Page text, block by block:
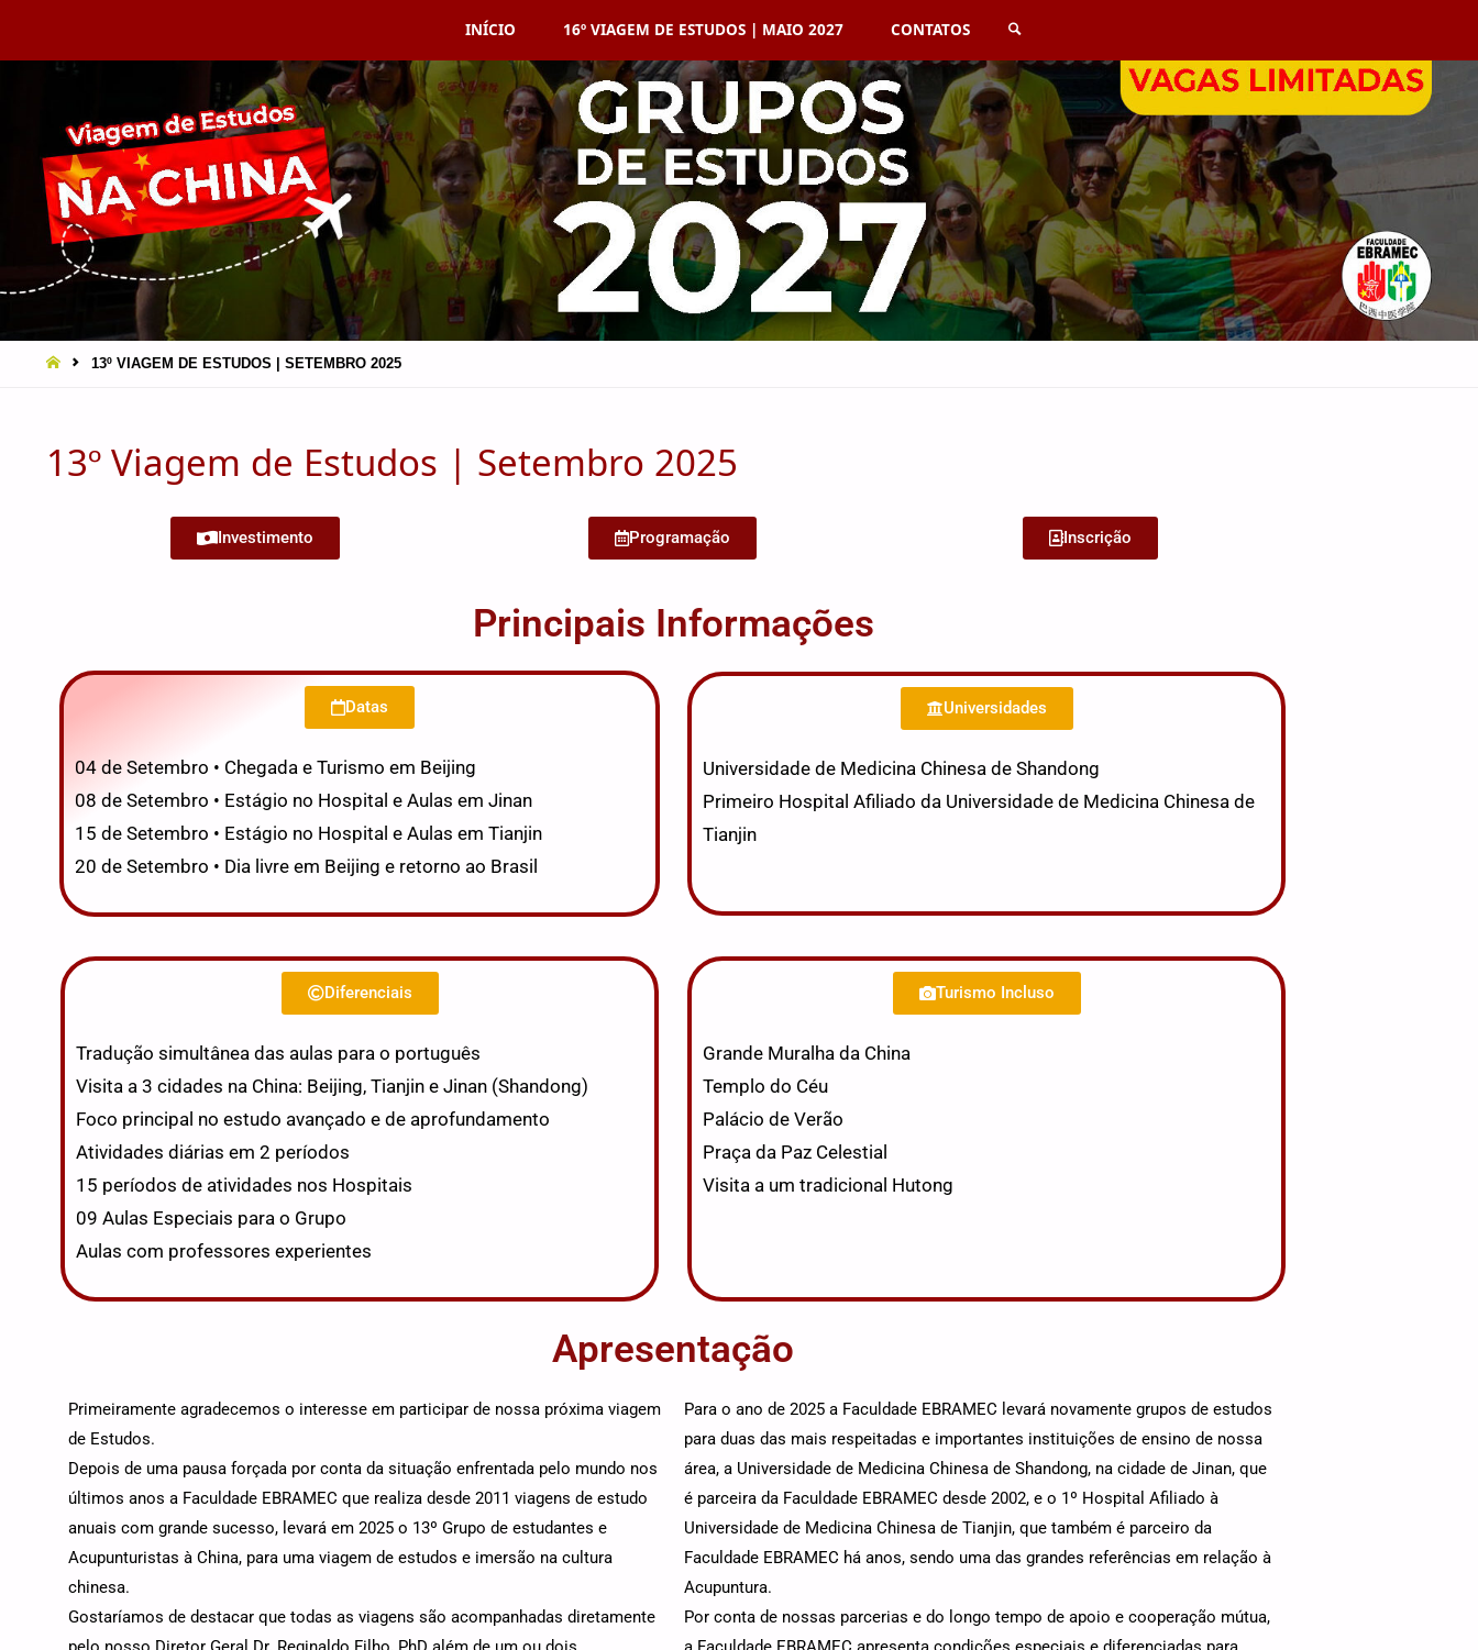
INÍCIO 16º VIAGEM DE ESTUDOS | MAIO 2027 CONTATOS
13º VIAGEM DE ESTUDOS | SETEMBRO 2025
13º Viagem de Estudos | Setembro 2025
Investimento Programação Inscrição
Principais Informações
Datas
04 de Setembro • Chegada e Turismo em Beijing
08 de Setembro • Estágio no Hospital e Aulas em Jinan
15 de Setembro • Estágio no Hospital e Aulas em Tianjin
20 de Setembro • Dia livre em Beijing e retorno ao Brasil
Universidades
Universidade de Medicina Chinesa de Shandong
Primeiro Hospital Afiliado da Universidade de Medicina Chinesa de
Tianjin
Diferenciais
Tradução simultânea das aulas para o português
Visita a 3 cidades na China: Beijing, Tianjin e Jinan (Shandong)
Foco principal no estudo avançado e de aprofundamento
Atividades diárias em 2 períodos
15 períodos de atividades nos Hospitais
09 Aulas Especiais para o Grupo
Aulas com professores experientes
Turismo Incluso
Grande Muralha da China
Templo do Céu
Palácio de Verão
Praça da Paz Celestial
Visita a um tradicional Hutong
Apresentação
Primeiramente agradecemos o interesse em participar de nossa próxima viagem
de Estudos.
Depois de uma pausa forçada por conta da situação enfrentada pelo mundo nos
últimos anos a Faculdade EBRAMEC que realiza desde 2011 viagens de estudo
anuais com grande sucesso, levará em 2025 o 13º Grupo de estudantes e
Acupunturistas à China, para uma viagem de estudos e imersão na cultura
chinesa.
Gostaríamos de destacar que todas as viagens são acompanhadas diretamente
Para o ano de 2025 a Faculdade EBRAMEC levará novamente grupos de estudos
para duas das mais respeitadas e importantes instituições de ensino de nossa
área, a Universidade de Medicina Chinesa de Shandong, na cidade de Jinan, que
é parceira da Faculdade EBRAMEC desde 2002, e o 1º Hospital Afiliado à
Universidade de Medicina Chinesa de Tianjin, que também é parceiro da
Faculdade EBRAMEC há anos, sendo uma das grandes referências em relação à
Acupuntura.
Por conta de nossas parcerias e do longo tempo de apoio e cooperação mútua,